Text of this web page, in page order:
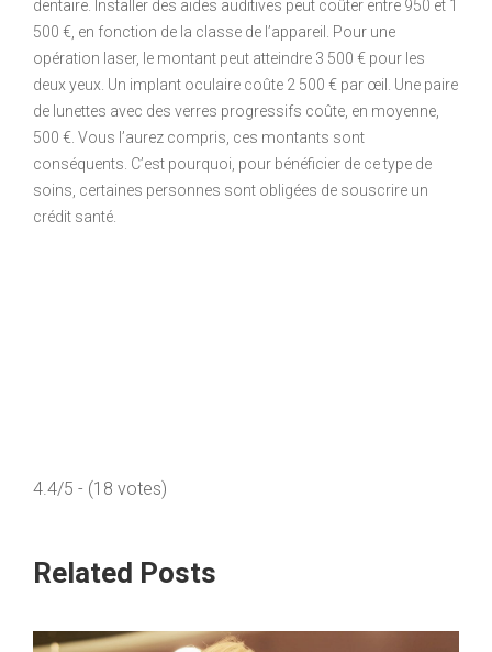
dentaire. Installer des aides auditives peut coûter entre 950 et 1
500 €, en fonction de la classe de l’appareil. Pour une
opération laser, le montant peut atteindre 3 500 € pour les
deux yeux. Un implant oculaire coûte 2 500 € par œil. Une paire
de lunettes avec des verres progressifs coûte, en moyenne,
500 €. Vous l’aurez compris, ces montants sont
conséquents. C’est pourquoi, pour bénéficier de ce type de
soins, certaines personnes sont obligées de souscrire un
crédit santé.
4.4/5 - (18 votes)
Related Posts